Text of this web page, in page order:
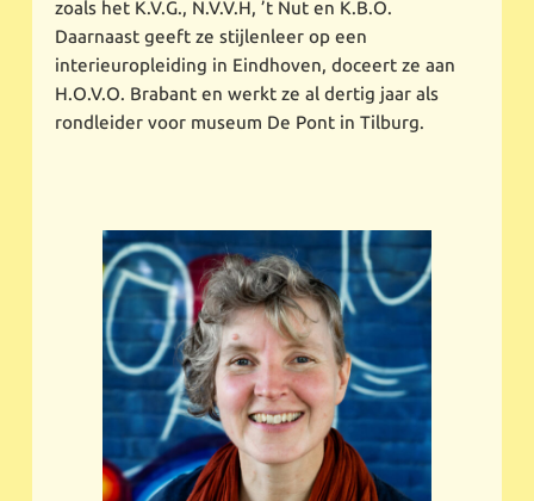
zoals het K.V.G., N.V.V.H, ’t Nut en K.B.O.
Daarnaast geeft ze stijlenleer op een
interieuropleiding in Eindhoven, doceert ze aan
H.O.V.O. Brabant en werkt ze al dertig jaar als
rondleider voor museum De Pont in Tilburg.